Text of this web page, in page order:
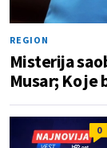
REGION
Misterija
Musar; Ko je
0